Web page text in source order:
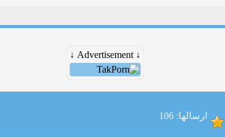
↓ Advertisement ↓
ارسالها: 106